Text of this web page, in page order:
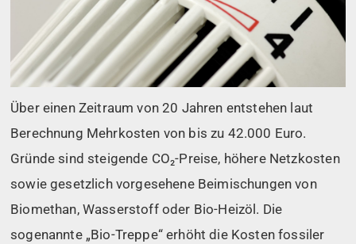
Über einen Zeitraum von 20 Jahren entstehen laut
Berechnung Mehrkosten von bis zu 42.000 Euro.
Gründe sind steigende CO₂-Preise, höhere Netzkosten
sowie gesetzlich vorgesehene Beimischungen von
Biomethan, Wasserstoff oder Bio-Heizöl. Die
sogenannte „Bio-Treppe“ erhöht die Kosten fossiler